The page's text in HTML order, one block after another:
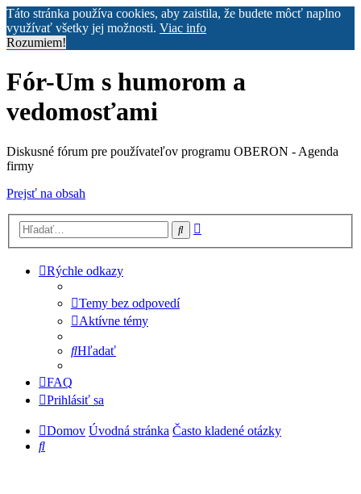
Táto stránka používa cookies, aby zaistila, že budete môcť naplno
využívať všetky jej možnosti. Viac info
Rozumiem!
Fór-Um s humorom a
vedomosťami
Diskusné fórum pre používateľov programu OBERON - Agenda
firmy
Prejsť na obsah
Hľadať
Rýchle odkazy
Temy bez odpovedí
Aktívne témy
Hľadať
FAQ
Prihlásiť sa
Domov Úvodná stránka Často kladené otázky
Hľadať